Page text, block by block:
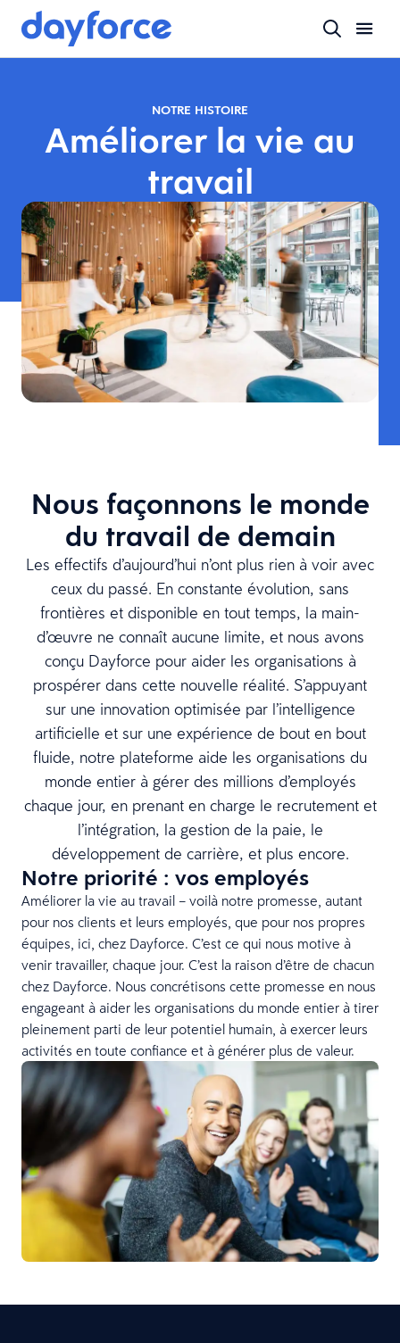
NOTRE HISTOIRE
Améliorer la vie au
travail
Nous façonnons le monde
du travail de demain
Les effectifs d’aujourd’hui n’ont plus rien à voir avec
ceux du passé. En constante évolution, sans
frontières et disponible en tout temps, la main-
d’œuvre ne connaît aucune limite, et nous avons
conçu Dayforce pour aider les organisations à
prospérer dans cette nouvelle réalité. S’appuyant
sur une innovation optimisée par l’intelligence
artificielle et sur une expérience de bout en bout
fluide, notre plateforme aide les organisations du
monde entier à gérer des millions d’employés
chaque jour, en prenant en charge le recrutement et
l’intégration, la gestion de la paie, le
développement de carrière, et plus encore.
Notre priorité : vos employés
Améliorer la vie au travail – voilà notre promesse, autant
pour nos clients et leurs employés, que pour nos propres
équipes, ici, chez Dayforce. C’est ce qui nous motive à
venir travailler, chaque jour. C’est la raison d’être de chacun
chez Dayforce. Nous concrétisons cette promesse en nous
engageant à aider les organisations du monde entier à tirer
pleinement parti de leur potentiel humain, à exercer leurs
activités en toute confiance et à générer plus de valeur.